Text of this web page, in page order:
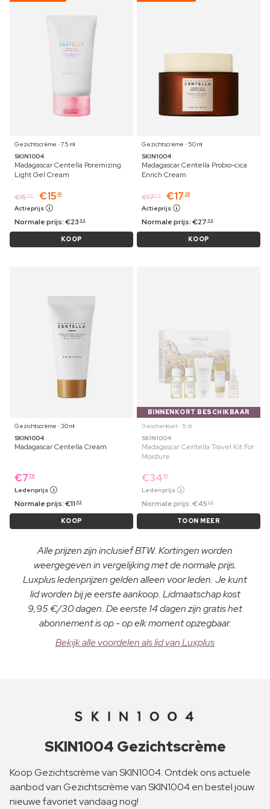
Gezichtscrème ⋅ 75 ml
SKIN1004
Madagascar Centella Poremizing
Light Gel Cream
€15 89 €15 41
Actieprijs
Normale prijs:€23 99
KOOP
Gezichtscrème ⋅ 50 ml
SKIN1004
Madagascar Centella Probio-cica
Enrich Cream
€1779 €17 26
Actieprijs
Normale prijs:€27 99
KOOP
Gezichtscrème ⋅ 30 ml
SKIN1004
Madagascar Centella Cream
€7 79
Ledenprijs
Normale prijs:€11 49
KOOP
BINNENKORT BESCHIKBAAR
Geschenkset ⋅ 5 st
SKIN1004
Madagascar Centella Travel Kit For
Moisture
€34 99
Ledenprijs
Normale prijs:€45 29
TOON MEER
Alle prijzen zijn inclusief BTW. Kortingen worden
weergegeven in vergelijking met de normale prijs.
Luxplus ledenprijzen gelden alleen voor leden. Je kunt
lid worden bij je eerste aankoop. Lidmaatschap kost
9,95 €/30 dagen. De eerste 14 dagen zijn gratis het
abonnement is op - op elk moment opzegbaar.
Bekijk alle voordelen als lid van Luxplus
SKIN1004 Gezichtscrème
Koop Gezichtscrème van SKIN1004. Ontdek ons actuele
aanbod van Gezichtscrème van SKIN1004 en bestel jouw
nieuwe favoriet vandaag nog!